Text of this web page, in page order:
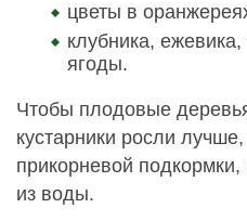
цветы в
клубника,
ягоды.
Чтобы плодовые
кустарники росли
прикорневой подкормки,
из воды.